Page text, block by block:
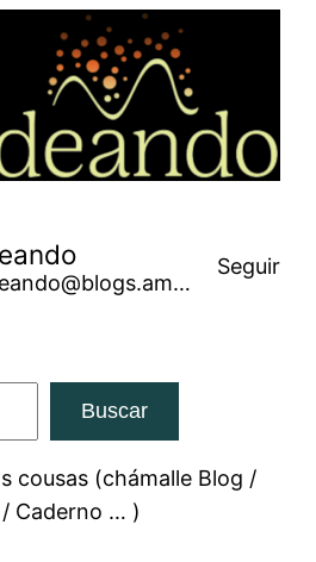
@ribadeando@blogs.amarinha.gal
Seguir
Buscar
cousas (chámalle Blog /
Caderno … )